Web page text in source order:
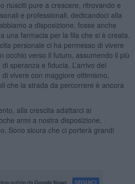
riusciti pure a crescere, ritrovando e
e professionali, dedicandoci alla
a disposizione, fosse anche
una farmacia per la fila che si è creata.
personale ci ha permesso di vivere
occhio verso il futuro, assumendo il più
speranza e fiducia. L’arrivo del
vivere con maggiore ottimismo,
che la strada da percorrere è ancora
alla crescita adattarci ai
armi a nostra disposizione,
Sono sicura che ci porterà grandi